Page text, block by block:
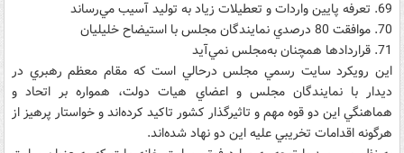
69. تعرفه پايين واردات و تعطيلات زياد به توليد آسيب مي‌رساند
70. موافقت 80 درصدي نمايندگان مجلس با استيضاح خليليان
71. قراردادها همچنان به‌مجلس نمي‌آيد
اين رويکرد سايت رسمي مجلس درحالي است که مقام معظم رهبري در
ديدار با نمايندگان مجلس و اعضاي هيات دولت، همواره بر اتحاد و
هماهنگي اين دو قوه مهم و تاثيرگذار کشور تاکيد کرده‌اند و خواستار پرهيز از
هرگونه اقدامات تخريبي عليه اين دو نهاد شده‌اند.